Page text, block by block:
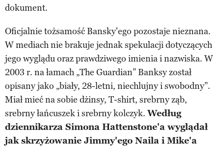
dokument.
Oficjalnie tożsamość Bansky'ego pozostaje nieznana.
W mediach nie brakuje jednak spekulacji dotyczących
jego wyglądu oraz prawdziwego imienia i nazwiska. W
2003 r. na łamach „The Guardian” Banksy został
opisany jako „biały, 28-letni, niechlujny i swobodny”.
Miał mieć na sobie dżinsy, T-shirt, srebrny ząb,
srebrny łańcuszek i srebrny kolczyk.Według
dziennikarza Simona Hattenstone'a wyglądał
jak skrzyżowanie Jimmy'ego Naila i Mike'a